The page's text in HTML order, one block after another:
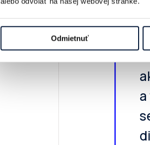
Odmietnuť